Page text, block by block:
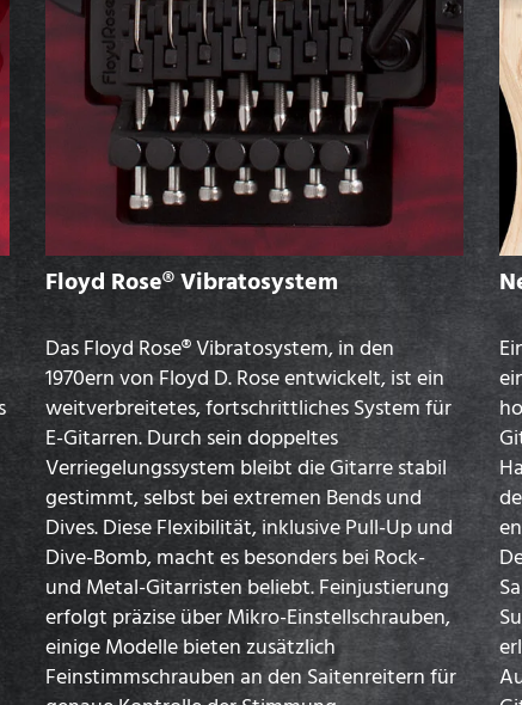
Floyd Rose® Vibratosystem
Das Floyd Rose® Vibratosystem, in den
1970ern von Floyd D. Rose entwickelt, ist ein
weitverbreitetes, fortschrittliches System für
E-Gitarren. Durch sein doppeltes
Verriegelungssystem bleibt die Gitarre stabil
gestimmt, selbst bei extremen Bends und
Dives. Diese Flexibilität, inklusive Pull-Up und
Dive-Bomb, macht es besonders bei Rock-
und Metal-Gitarristen beliebt. Feinjustierung
erfolgt präzise über Mikro-Einstellschrauben,
einige Modelle bieten zusätzlich
Feinstimmschrauben an den Saitenreitern für